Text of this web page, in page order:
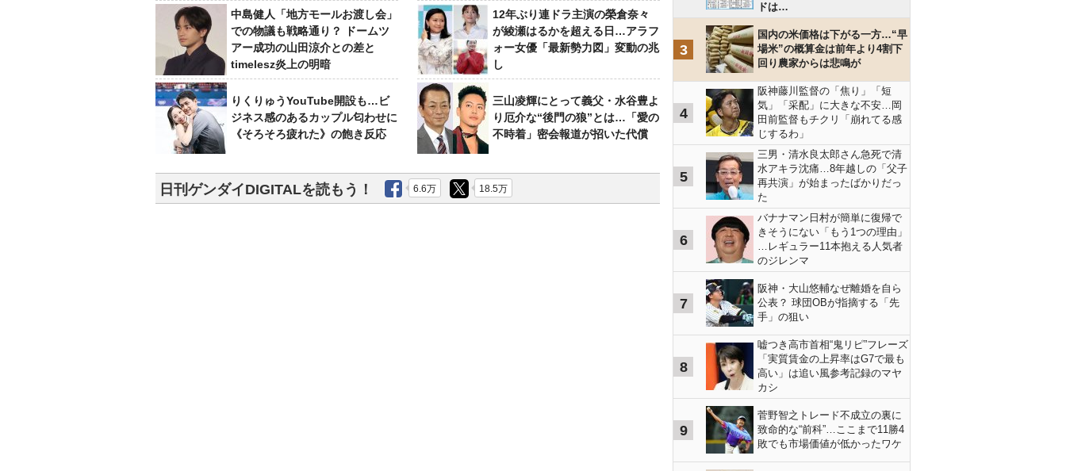
中島健人「地方モールお渡し会」
での物議も戦略通り？ ドームツ
アー成功の山田涼介との差と
timelesz炎上の明暗
12年ぶり連ドラ主演の榮倉奈々
が綾瀬はるかを超える日…アラフ
ォー女優「最新勢力図」変動の兆
し
りくりゅうYouTube開設も…ビ
ジネス感のあるカップル匂わせに
《そろそろ疲れた》の飽き反応
三山凌輝にとって義父・水谷豊よ
り厄介な“後門の狼”とは…「愛の
不時着」密会報道が招いた代償
日刊ゲンダイDIGITALを読もう！ 6.6万 18.5万
ドは…
3
国内の米価格は下がる一方…“早
場米”の概算金は前年より4割下
回り農家からは悲鳴が
4
阪神藤川監督の「焦り」「短
気」「采配」に大きな不安…岡
田前監督もチクリ「崩れてる感
じするわ」
5
三男・清水良太郎さん急死で清
水アキラ沈痛…8年越しの「父子
再共演」が始まったばかりだっ
た
6
バナナマン日村が簡単に復帰で
きそうにない「もう1つの理由」
…レギュラー11本抱える人気者
のジレンマ
7
阪神・大山悠輔なぜ離婚を自ら
公表？ 球団OBが指摘する「先
手」の狙い
8
嘘つき高市首相“鬼リピ”フレーズ
「実質賃金の上昇率はG7で最も
高い」は追い風参考記録のマヤ
カシ
9
菅野智之トレード不成立の裏に
致命的な“前科”…ここまで11勝4
敗でも市場価値が低かったワケ